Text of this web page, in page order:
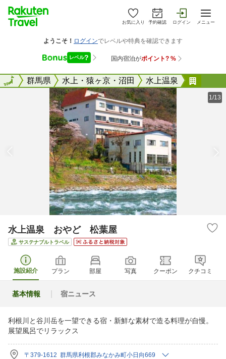
お気に入り 予約確認 ログイン メニュー
全国群馬県 水上・猿ヶ京・沼田 水上温泉
全国
1/13
水上温泉 おやど 松葉屋
サステナブルトラベル
施設紹介 プラン 部屋 写真 クーポン クチコミ
基本情報 宿ニュース
利根川と谷川岳を一望できる宿・新鮮な素材で造る料理が自慢。
展望風呂でリラックス
〒379-1612 群馬県利根郡みなかみ町小日向669